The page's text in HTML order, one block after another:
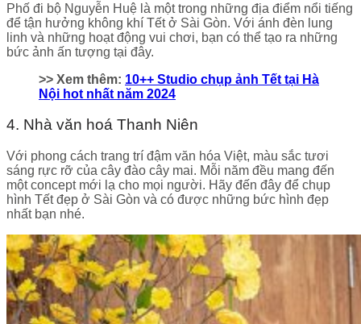
Phố đi bộ Nguyễn Huệ là một trong những địa điểm nổi tiếng
để tận hưởng không khí Tết ở Sài Gòn. Với ánh đèn lung
linh và những hoạt động vui chơi, bạn có thể tạo ra những
bức ảnh ấn tượng tại đây.
>> Xem thêm: 10++ Studio chụp ảnh Tết tại Hà
Nội hot nhất năm 2024
4. Nhà văn hoá Thanh Niên
Với phong cách trang trí đậm văn hóa Việt, màu sắc tươi
sáng rực rỡ của cây đào cây mai. Mỗi năm đều mang đến
một concept mới lạ cho mọi người. Hãy đến đây để chụp
hình Tết đẹp ở Sài Gòn và có được những bức hình đẹp
nhất bạn nhé.